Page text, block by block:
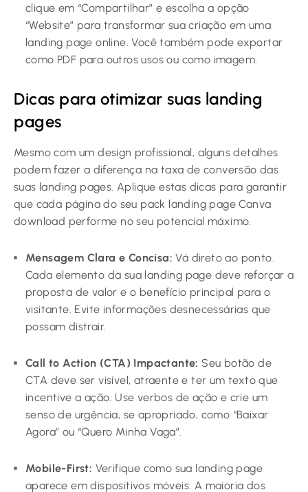
clique em “Compartilhar” e escolha a opção
“Website” para transformar sua criação em uma
landing page online. Você também pode exportar
como PDF para outros usos ou como imagem.
Dicas para otimizar suas landing
pages
Mesmo com um design profissional, alguns detalhes
podem fazer a diferença na taxa de conversão das
suas landing pages. Aplique estas dicas para garantir
que cada página do seu pack landing page Canva
download performe no seu potencial máximo.
Mensagem Clara e Concisa: Vá direto ao ponto.
Cada elemento da sua landing page deve reforçar a
proposta de valor e o benefício principal para o
visitante. Evite informações desnecessárias que
possam distrair.
Call to Action (CTA) Impactante: Seu botão de
CTA deve ser visível, atraente e ter um texto que
incentive a ação. Use verbos de ação e crie um
senso de urgência, se apropriado, como “Baixar
Agora” ou “Quero Minha Vaga”.
Mobile-First: Verifique como sua landing page
aparece em dispositivos móveis. A maioria dos